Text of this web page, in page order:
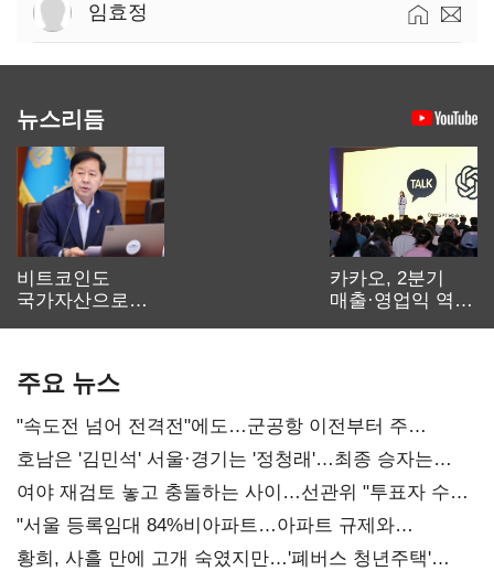
임효정
뉴스리듬
비트코인도
국가자산으로…'
카카오, 2분기
매출·영업익 역대
주요 뉴스
"속도전 넘어 전격전"에도…군공항 이전부터 주
52시간까지 '뇌관'
호남은 '김민석' 서울·경기는 '정청래'…최종 승자는
'안갯속'
여야 재검토 놓고 충돌하는 사이…선관위 "투표자 수
오차 당연"
"서울 등록임대 84%비아파트…아파트 규제와
달리해야"
황희, 사흘 만에 고개 숙였지만…'폐버스 청년주택'